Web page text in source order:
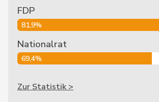
FDP
81,9%
Nationalrat
69,4%
Zur Statistik >